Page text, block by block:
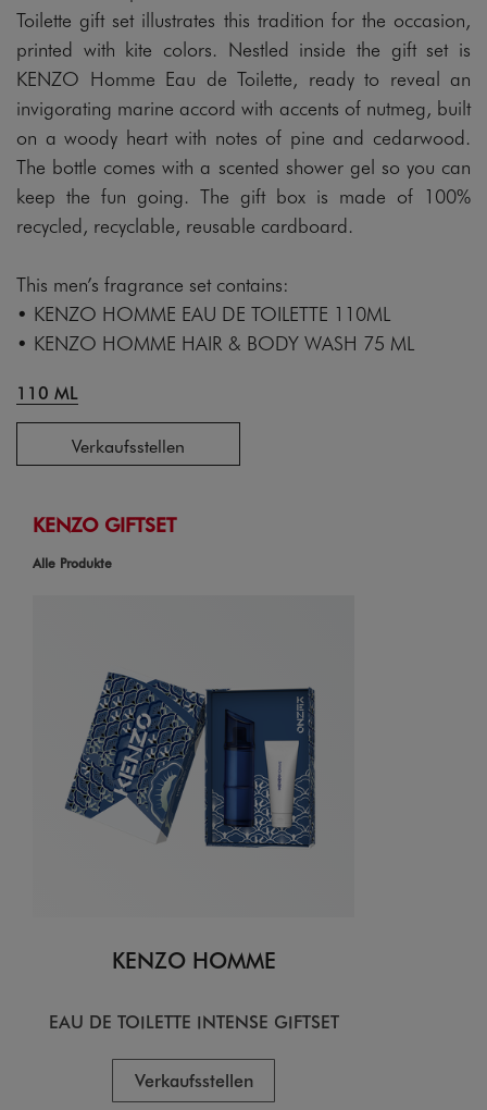
Toilette gift set illustrates this tradition for the occasion,
printed with kite colors. Nestled inside the gift set is
KENZO Homme Eau de Toilette, ready to reveal an
invigorating marine accord with accents of nutmeg, built
on a woody heart with notes of pine and cedarwood.
The bottle comes with a scented shower gel so you can
keep the fun going. The gift box is made of 100%
recycled, recyclable, reusable cardboard.
This men’s fragrance set contains:
• KENZO HOMME EAU DE TOILETTE 110ML
• KENZO HOMME HAIR & BODY WASH 75 ML
110 ML
Verkaufsstellen
KENZO GIFTSET
Alle Produkte
KENZO HOMME
EAU DE TOILETTE INTENSE GIFTSET
Verkaufsstellen